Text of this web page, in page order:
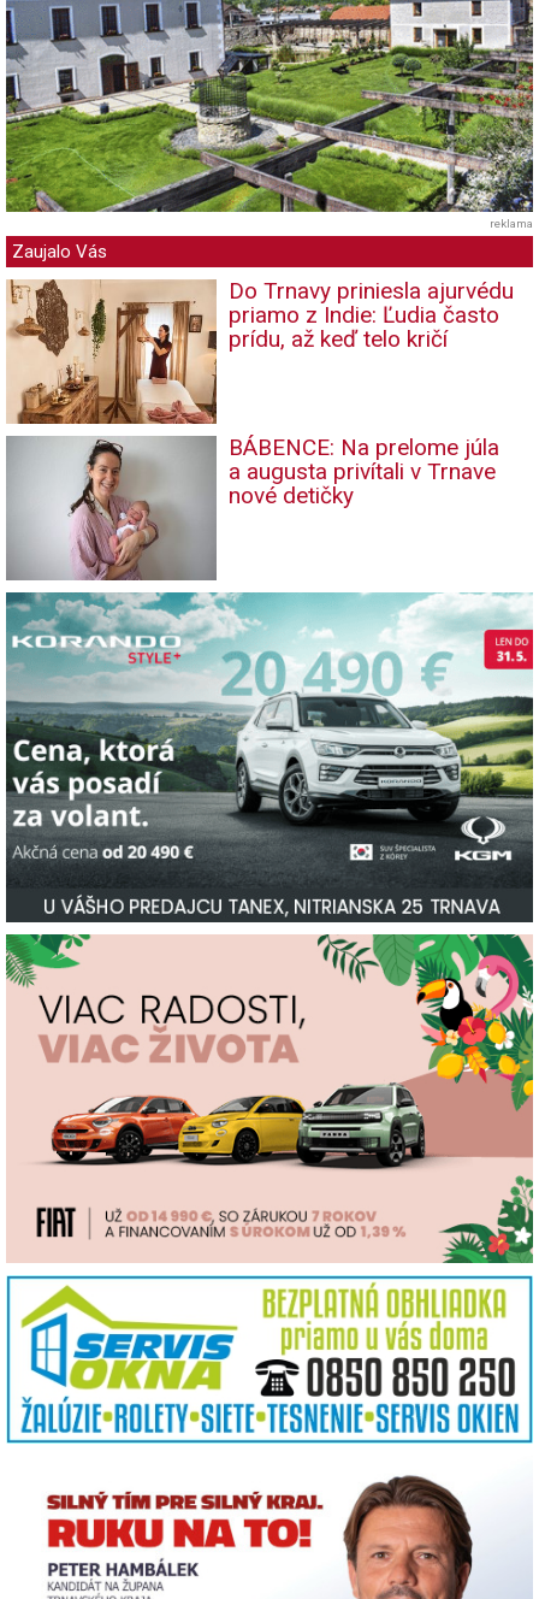
reklama
Zaujalo Vás
Do Trnavy priniesla ajurvédu
priamo z Indie: Ľudia často
prídu, až keď telo kričí
BÁBENCE: Na prelome júla
a augusta privítali v Trnave
nové detičky